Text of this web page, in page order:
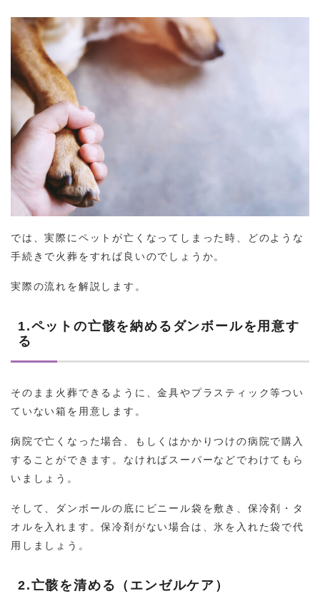
では、実際にペットが亡くなってしまった時、どのような
手続きで火葬をすれば良いのでしょうか。
実際の流れを解説します。
1.ペットの亡骸を納めるダンボールを用意す
る
そのまま火葬できるように、金具やプラスティック等つい
ていない箱を用意します。
病院で亡くなった場合、もしくはかかりつけの病院で購入
することができます。なければスーパーなどでわけてもら
いましょう。
そして、ダンボールの底にビニール袋を敷き、保冷剤・タ
オルを入れます。保冷剤がない場合は、氷を入れた袋で代
用しましょう。
2.亡骸を清める（エンゼルケア）